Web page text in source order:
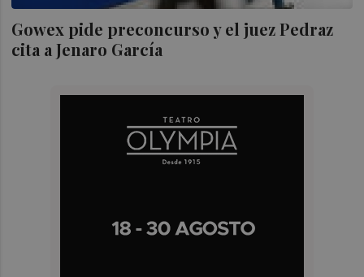
Gowex pide preconcurso y el juez Pedraz
cita a Jenaro García